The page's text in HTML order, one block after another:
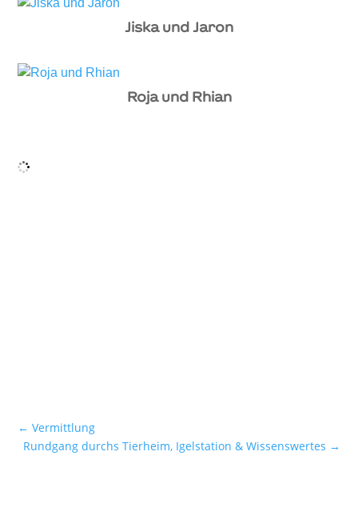
Jiska und Jaron
Roja und Rhian
←Vermittlung
Rundgang durchs Tierheim, Igelstation & Wissenswertes →